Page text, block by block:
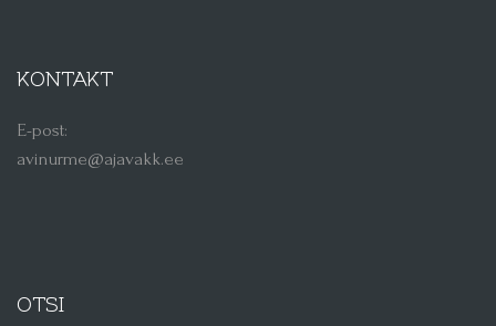
KONTAKT
E-post:
avinurme@ajavakk.ee
OTSI